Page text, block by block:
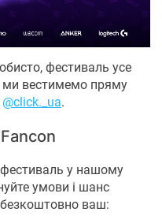
фестиваль усе
ми вестимемо пряму
@click._ua.
у нашому
умови і шанс
безкоштовно ваш: